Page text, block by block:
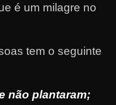
é um milagre no
tem o seguinte
não plantaram;